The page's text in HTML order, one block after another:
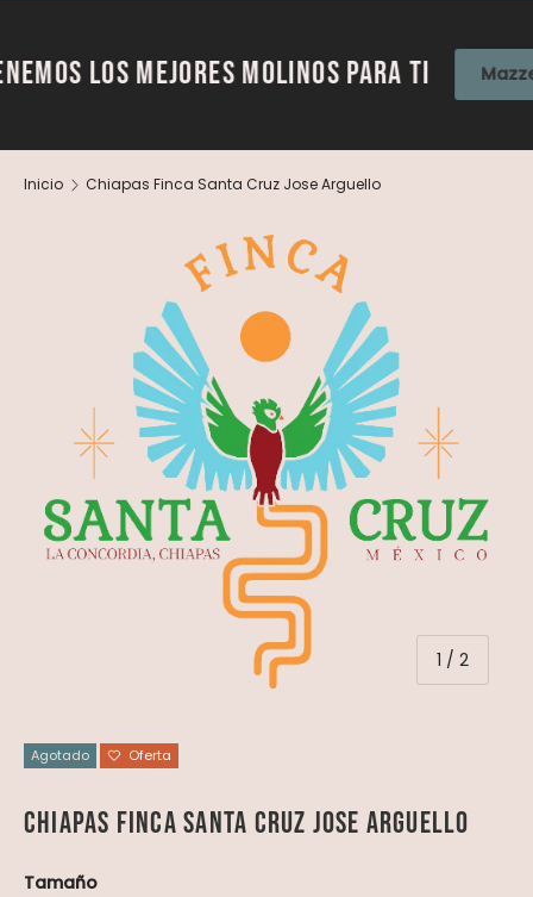
los mejores molinos para ti Mazzer
Inicio Chiapas Finca Santa Cruz Jose Arguello
1 / de
2
Agotado Oferta
Chiapas Finca Santa Cruz Jose Arguello
Tamaño